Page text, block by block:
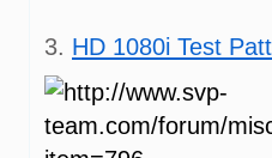
3. HD 1080i Test